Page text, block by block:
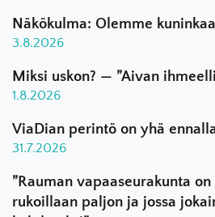
Näkökulma: Olemme
3.8.2026
Miksi uskon? — ”Aivan
1.8.2026
ViaDian perintö on yhä
31.7.2026
”Rauman vapaaseurakunta
rukoillaan paljon ja jossa